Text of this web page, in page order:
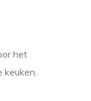
het
keuken.